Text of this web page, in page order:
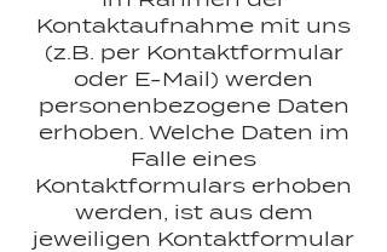
Kontaktaufnahme mit uns
(z.B. per Kontaktformular
oder E-Mail) werden
personenbezogene Daten
erhoben. Welche Daten im
Falle eines
Kontaktformulars erhoben
werden, ist aus dem
jeweiligen Kontaktformular